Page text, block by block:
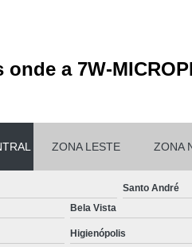
onde a 7W-
ZONA LESTE ZONA
Santo André
Bela Vista
Higienópolis